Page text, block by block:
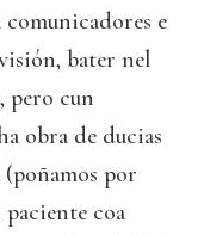
e
bater nel
pero cun
obra de ducias
por
coa